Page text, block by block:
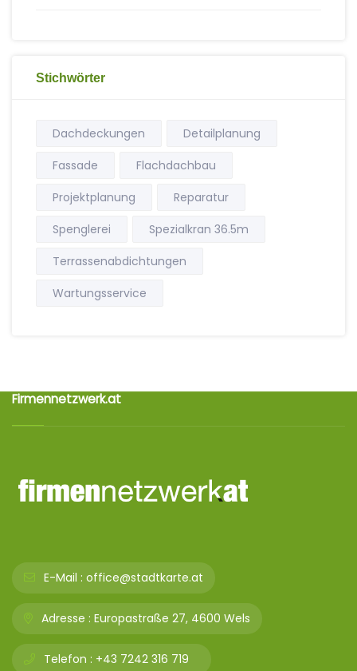
Stichwörter
Dachdeckungen
Detailplanung
Fassade
Flachdachbau
Projektplanung
Reparatur
Spenglerei
Spezialkran 36.5m
Terrassenabdichtungen
Wartungsservice
Firmennetzwerk.at
E-Mail : office@stadtkarte.at
Adresse : Europastraße 27, 4600 Wels
Telefon : +43 7242 316 719